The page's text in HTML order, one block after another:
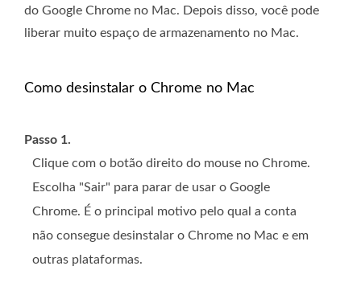
do Google Chrome no Mac. Depois disso, você pode
liberar muito espaço de armazenamento no Mac.
Como desinstalar o Chrome no Mac
Passo 1.
Clique com o botão direito do mouse no Chrome.
Escolha "Sair" para parar de usar o Google
Chrome. É o principal motivo pelo qual a conta
não consegue desinstalar o Chrome no Mac e em
outras plataformas.